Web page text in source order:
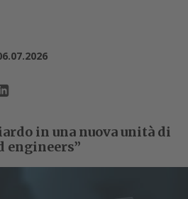
in una nuova unità di
engineers”